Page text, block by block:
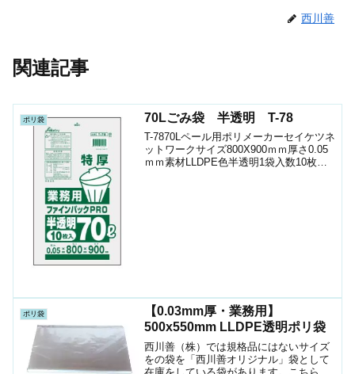
西川善
関連記事
ポリ袋 70Lごみ袋 半透明 T-78
T-7870Lペール用ポリメーカーセイケツネ
ットワークサイズ800X900ｍｍ厚さ0.05
ｍｍ素材LLDPE色半透明1袋入数10枚箱
ポリ袋
【0.03mm厚・業務用】
500x550mm LLDPE透明ポリ袋
西川善（株）では規格品にはないサイズ
をの袋を「西川善オリジナル」袋として